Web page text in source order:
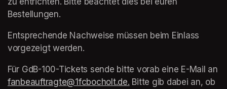
Bestellungen.
Entsprechende Nachweise müssen beim Einlass
vorgezeigt werden.
fanbeauftragte@1fcbocholt.de. (opens in a new tab)
Bitte gib dabei an, ob